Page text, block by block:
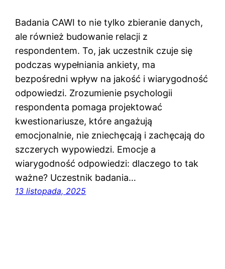
Badania CAWI to nie tylko zbieranie danych,
ale również budowanie relacji z
respondentem. To, jak uczestnik czuje się
podczas wypełniania ankiety, ma
bezpośredni wpływ na jakość i wiarygodność
odpowiedzi. Zrozumienie psychologii
respondenta pomaga projektować
kwestionariusze, które angażują
emocjonalnie, nie zniechęcają i zachęcają do
szczerych wypowiedzi. Emocje a
wiarygodność odpowiedzi: dlaczego to tak
ważne? Uczestnik badania…
13 listopada, 2025